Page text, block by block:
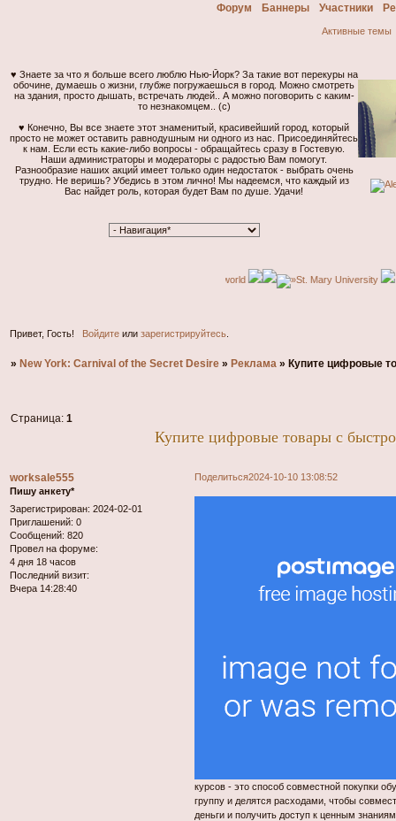
Форум Баннеры Участники
Активные темы
♥ Знаете за что я больше всего люблю Нью-Йорк? За такие вот перекуры на
обочине, думаешь о жизни, глубже погружаешься в город. Можно смотреть
на здания, просто дышать, встречать людей.. А можно поговорить с каким-
то незнакомцем.. (с)
♥ Конечно, Вы все знаете этот знаменитый, красивейший город, который
просто не может оставить равнодушным ни одного из нас. Присоединяйтесь
к нам. Если есть какие-либо вопросы - обращайтесь сразу в Гостевую.
Наши администраторы и модераторы с радостью Вам помогут.
Разнообразие наших акций имеет только один недостаток - выбрать очень
трудно. Не веришь? Убедись в этом лично! Мы надеемся, что каждый из
Вас найдет роль, которая будет Вам по душе. Удачи!
Привет, Гость! Войдитеили зарегистрируйтесь.
» New York: Carnival of the Secret Desire » Реклама » Купите цифровые
Купите цифровые товары с
Страница:1
Поделиться2024-10-10 13:08:52
worksale555
Пишу анкету*
Зарегистрирован: 2024-02-01
Приглашений: 0
Сообщений: 820
Провел на форуме:
4 дня 18 часов
Последний визит:
Вчера 14:28:40
курсов - это способ совместной покупки
группу и делятся расходами, чтобы
деньги и получить доступ к ценным